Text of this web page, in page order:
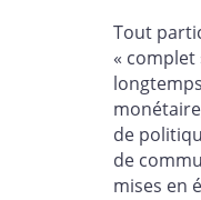
Tout
« complet
de
de
mises en